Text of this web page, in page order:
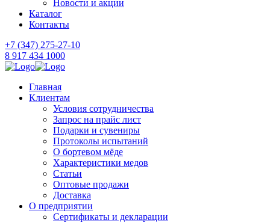
Новости и акции
Каталог
Контакты
+7 (347) 275-27-10
8 917 434 1000
Главная
Клиентам
Условия сотрудничества
Запрос на прайс лист
Подарки и сувениры
Протоколы испытаний
О бортевом мёде
Характеристики медов
Статьи
Оптовые продажи
Доставка
О предприятии
Сертификаты и декларации